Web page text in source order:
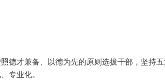
德才兼备、以德为先的原则选拔干部，坚持
专业化。